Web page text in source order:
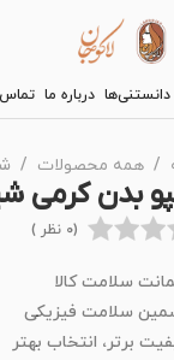
دانستنی‌ها درباره ما تماس
همه محصولات
بدن کرمی
(0 نظر )
سلامت کالا
سلامت فیزیکی
برتر، انتخاب بهتر